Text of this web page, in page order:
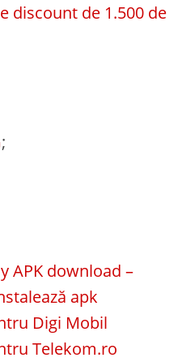
discount de 1.500 de
;
APK download –
apk
Digi Mobil
Telekom.ro